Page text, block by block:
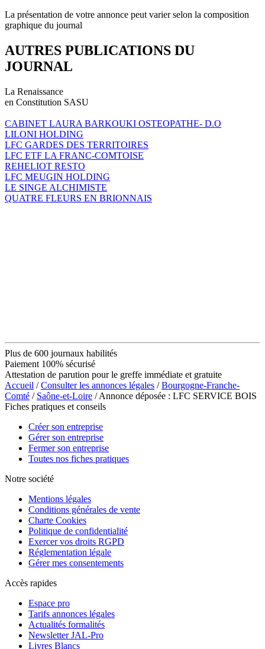
La présentation de votre annonce peut varier selon la composition
graphique du journal
AUTRES PUBLICATIONS DU
JOURNAL
La Renaissance
en Constitution SASU
CABINET LAURA BARKOUKI OSTEOPATHE- D.O
LILONI HOLDING
LFC GARDES DES TERRITOIRES
LFC ETF LA FRANC-COMTOISE
REHELIOT RESTO
LFC MEUGIN HOLDING
LE SINGE ALCHIMISTE
QUATRE FLEURS EN BRIONNAIS
Plus de 600 journaux habilités
Paiement 100% sécurisé
Attestation de parution pour le greffe immédiate et gratuite
Accueil /Consulter les annonces légales /Bourgogne-Franche-
Comté / Saône-et-Loire / Annonce déposée : LFC SERVICE BOIS
Fiches pratiques et conseils
Créer son entreprise
Gérer son entreprise
Fermer son entreprise
Toutes nos fiches pratiques
Notre société
Mentions légales
Conditions générales de vente
Charte Cookies
Politique de confidentialité
Exercer vos droits RGPD
Réglementation légale
Gérer mes consentements
Accès rapides
Espace pro
Tarifs annonces légales
Actualités formalités
Newsletter JAL-Pro
Livres Blancs